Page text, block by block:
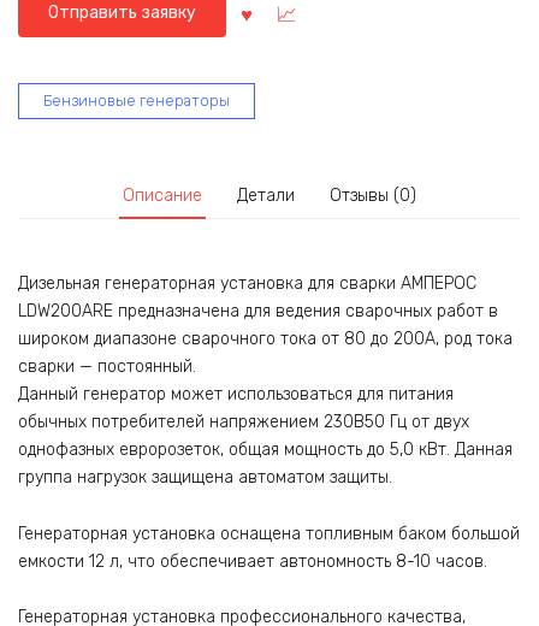
Отправить заявку
Бензиновые генераторы
Описание Детали Отзывы (0)
Дизельная генераторная установка для сварки АМПЕРОС
LDW200ARE предназначена для ведения сварочных работ в
широком диапазоне сварочного тока от 80 до 200А, род тока
сварки — постоянный.
Данный генератор может использоваться для питания
обычных потребителей напряжением 230В50 Гц от двух
однофазных евророзеток, общая мощность до 5,0 кВт. Данная
группа нагрузок защищена автоматом защиты.
Генераторная установка оснащена топливным баком большой
емкости 12 л, что обеспечивает автономность 8-10 часов.
Генераторная установка профессионального качества,